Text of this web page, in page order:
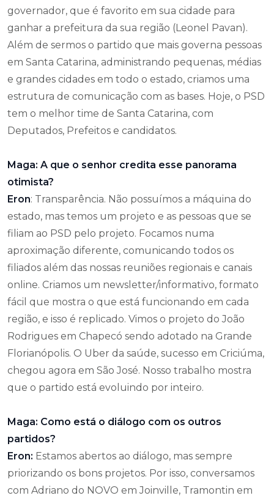
governador, que é favorito em sua cidade para
ganhar a prefeitura da sua região (Leonel Pavan).
Além de sermos o partido que mais governa pessoas
em Santa Catarina, administrando pequenas, médias
e grandes cidades em todo o estado, criamos uma
estrutura de comunicação com as bases. Hoje, o PSD
tem o melhor time de Santa Catarina, com
Deputados, Prefeitos e candidatos.
Maga: A que o senhor credita esse panorama
otimista?
Eron: Transparência. Não possuímos a máquina do
estado, mas temos um projeto e as pessoas que se
filiam ao PSD pelo projeto. Focamos numa
aproximação diferente, comunicando todos os
filiados além das nossas reuniões regionais e canais
online. Criamos um newsletter/informativo, formato
fácil que mostra o que está funcionando em cada
região, e isso é replicado. Vimos o projeto do João
Rodrigues em Chapecó sendo adotado na Grande
Florianópolis. O Uber da saúde, sucesso em Criciúma,
chegou agora em São José. Nosso trabalho mostra
que o partido está evoluindo por inteiro.
Maga: Como está o diálogo com os outros
partidos?
Eron: Estamos abertos ao diálogo, mas sempre
priorizando os bons projetos. Por isso, conversamos
com Adriano do NOVO em Joinville, Tramontin em